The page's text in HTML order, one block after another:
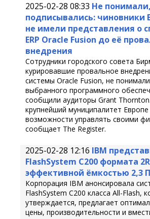
2025-02-28 08:33 Не
подписывались: чиновники
не имели представления о
ERP Oracle Fusion до её
внедрения
Сотрудники городского совета
курировавшие провальное
системы Oracle Fusion, не
выбранного программного
сообщили аудиторы Grant
крупнейший муниципалитет Европе
возможности управлять своими
сообщает The Register.
2025-02-28 12:16 IBM
FlashSystem C200 формата
эффективной ёмкостью 2,3
Корпорация IBM анонсировала
FlashSystem C200 класса All-Flash,
утверждается, предлагает
цены, производительности и